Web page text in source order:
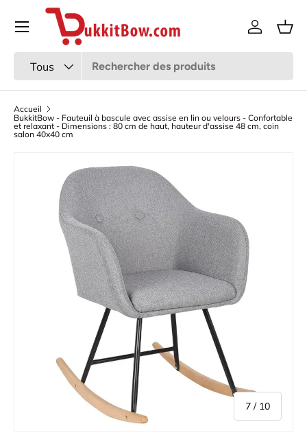
Aller au contenu
Tous
Se
Menu
Accueil
BukkitBow - Fauteuil à bascule avec assise en lin ou velours - Confortable
et relaxant - Dimensions : 80 cm de haut, hauteur d'assise 48 cm, coin
salon 40x40 cm
7 / de
10